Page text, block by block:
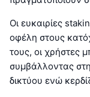
Οι ευκαιρίες
οφέλη στους
τους, οι χρήστες
συμβάλλοντας
δικτύου ενώ